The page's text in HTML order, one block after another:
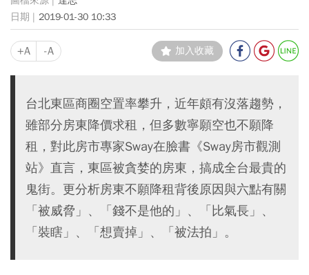
2019-01-30 10:33
+A -A 加入收藏
台北東區商圈空置率攀升，近年頗有沒落趨勢，
雖部分房東降價求租，但多數寧願空也不願降
租，對此房市專家Sway在臉書《Sway房市觀測
站》直言，東區被貪婪的房東，搞成全台最貴的
鬼街。更分析房東不願降租背後原因與六點有關
「被威脅」、「錢不是他的」、「比氣長」、
「裝瞎」、「想賣掉」、「被法拍」。